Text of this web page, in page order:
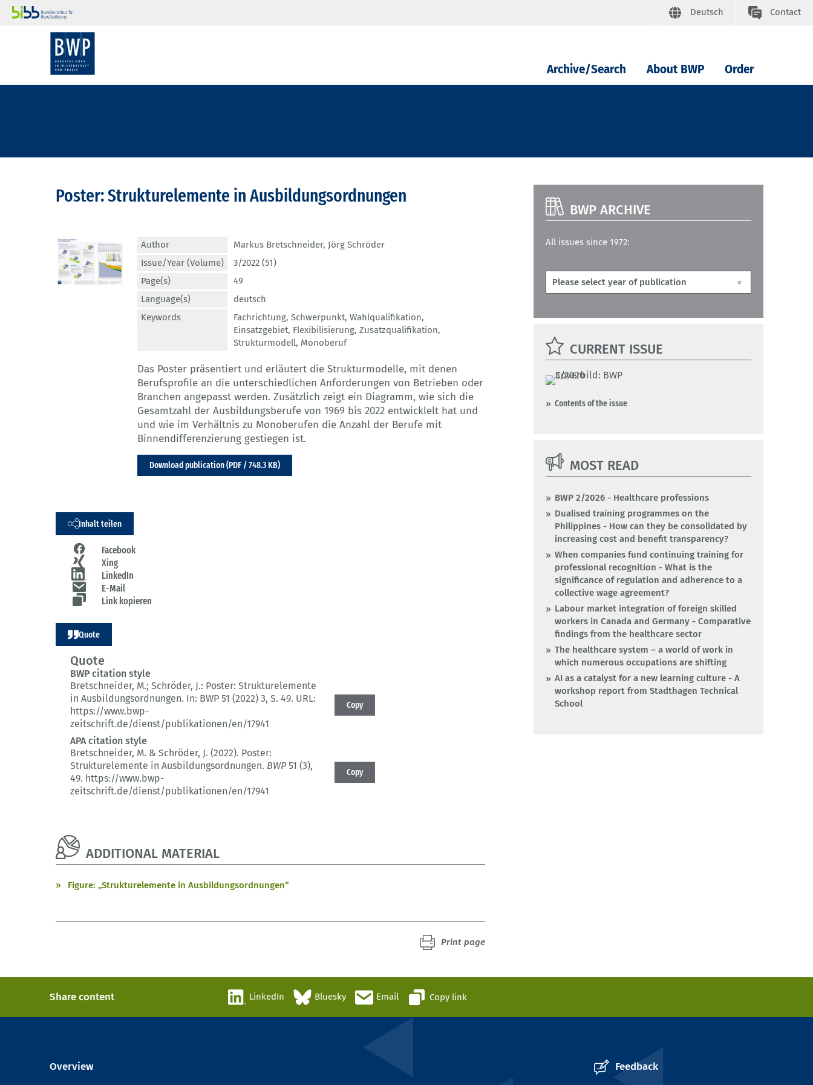
Deutsch Contact
Archive/Search About BWP Order
Poster: Strukturelemente in Ausbildungsordnungen
Author Markus Bretschneider, Jörg Schröder
Issue/Year (Volume)
3/2022 (51)
Page(s)
49
Language(s)
deutsch
Keywords
Fachrichtung, Schwerpunkt, Wahlqualifikation,
Einsatzgebiet, Flexibilisierung, Zusatzqualifikation,
Strukturmodell, Monoberuf
Das Poster präsentiert und erläutert die Strukturmodelle, mit denen
Berufsprofile an die unterschiedlichen Anforderungen von Betrieben oder
Branchen angepasst werden. Zusätzlich zeigt ein Diagramm, wie sich die
Gesamtzahl der Ausbildungsberufe von 1969 bis 2022 entwicklelt hat und
und wie im Verhältnis zu Monoberufen die Anzahl der Berufe mit
Binnendifferenzierung gestiegen ist.
Download publication (PDF / 748.3 KB)
Inhalt teilen
Facebook
Xing
LinkedIn
E-Mail
Link kopieren
Quote
Quote
BWP citation style
Bretschneider, M.; Schröder, J.: Poster: Strukturelemente
in Ausbildungsordnungen. In: BWP 51 (2022) 3, S. 49. URL:
https://www.bwp-
zeitschrift.de/dienst/publikationen/en/17941
Copy
APA citation style
Bretschneider, M. & Schröder, J. (2022). Poster:
Strukturelemente in Ausbildungsordnungen. BWP51 (3),
49. https://www.bwp-
zeitschrift.de/dienst/publikationen/en/17941
Copy
ADDITIONAL MATERIAL
Figure: „Strukturelemente in Ausbildungsordnungen“
Print page
BWP ARCHIVE
All issues since 1972:
CURRENT ISSUE
Contents of the issue
MOST READ
BWP 2/2026 - Healthcare professions
Dualised training programmes on the
Philippines - How can they be consolidated by
increasing cost and benefit transparency?
When companies fund continuing training for
professional recognition - What is the
significance of regulation and adherence to a
collective wage agreement?
Labour market integration of foreign skilled
workers in Canada and Germany - Comparative
findings from the healthcare sector
The healthcare system – a world of work in
which numerous occupations are shifting
AI as a catalyst for a new learning culture - A
workshop report from Stadthagen Technical
School
Share content LinkedIn Bluesky Email Copy link
Overview Feedback